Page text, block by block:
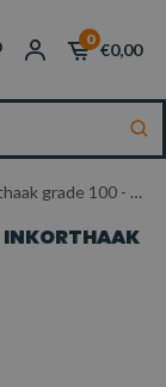
0
€0,00
- Ø 6 mm - 2 meter
INKORTHAAK